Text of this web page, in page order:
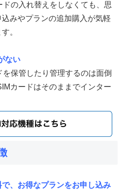
の入れ替えをしなくても、思
みやプランの追加購入が気軽
。
ない
保管したり管理するのは面倒
カードはそのままでインター
、お得なプランをお申し込み